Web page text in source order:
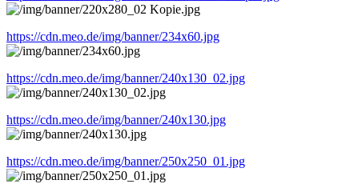
https://cdn.meo.de/img/banner/234x60.jpg
https://cdn.meo.de/img/banner/240x130_02.jpg
https://cdn.meo.de/img/banner/240x130.jpg
https://cdn.meo.de/img/banner/250x250_01.jpg